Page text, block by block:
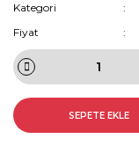
Kategori
Fiyat
SEPETE EKLE